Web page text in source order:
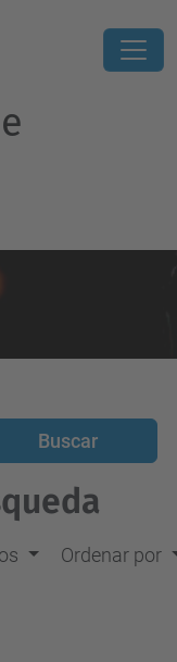
Ordenar por